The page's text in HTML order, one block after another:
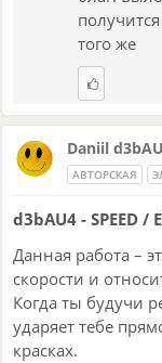
того же
Daniil
АВТОРСКАЯ
d3bAU4 - SPEED /
Данная работа –
скорости и
Когда ты будучи
ударяет тебе
красках.